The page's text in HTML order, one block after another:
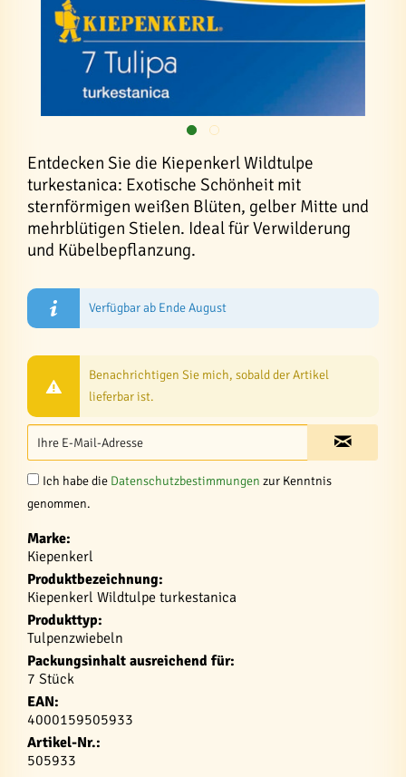
Entdecken Sie die Kiepenkerl Wildtulpe
turkestanica: Exotische Schönheit mit
sternförmigen weißen Blüten, gelber Mitte und
mehrblütigen Stielen. Ideal für Verwilderung
und Kübelbepflanzung.
Verfügbar ab Ende August
Benachrichtigen Sie mich, sobald der Artikel
lieferbar ist.
Ich habe die Datenschutzbestimmungen zur Kenntnis
genommen.
Marke:
Kiepenkerl
Produktbezeichnung:
Kiepenkerl Wildtulpe turkestanica
Produkttyp:
Tulpenzwiebeln
Packungsinhalt ausreichend für:
7 Stück
EAN:
4000159505933
Artikel-Nr.:
505933